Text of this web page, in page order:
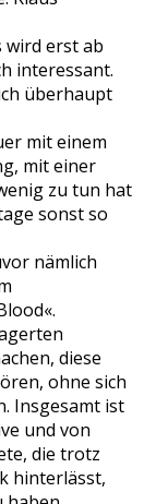
wird erst ab
interessant.
überhaupt
mit einem
mit einer
zu tun hat
sonst so
nämlich
diese
ohne sich
Insgesamt ist
und von
die trotz
hinterlässt,